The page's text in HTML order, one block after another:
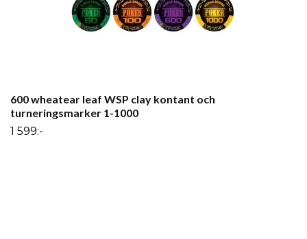
600 wheatear leaf WSP clay kontant och
turneringsmarker 1-1000
1 599:-